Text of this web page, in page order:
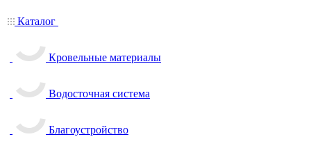
Каталог
Кровельные материалы
Водосточная система
Благоустройство